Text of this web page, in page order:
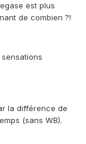
est plus
de combien ?!
la différence de
(sans WB).